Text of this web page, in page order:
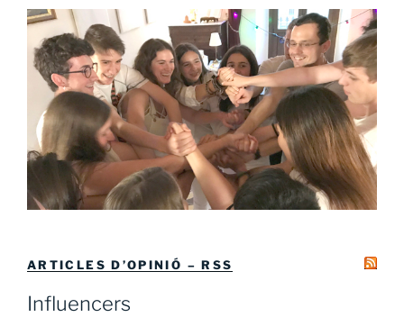
ARTICLES D’OPINIÓ – RSS
Influencers